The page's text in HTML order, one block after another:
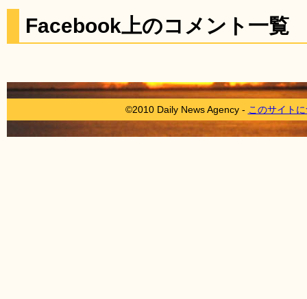
Facebook上のコメント一覧
©2010 Daily News Agency - このサイト